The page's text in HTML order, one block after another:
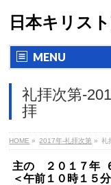
日本キリス
MENU
礼拝次第-
拝
HOME » 2017年-礼拝次第 » 礼
主の ２０１７年
＜午前１０時１５